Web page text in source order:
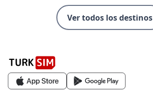
Ver todos los destinos